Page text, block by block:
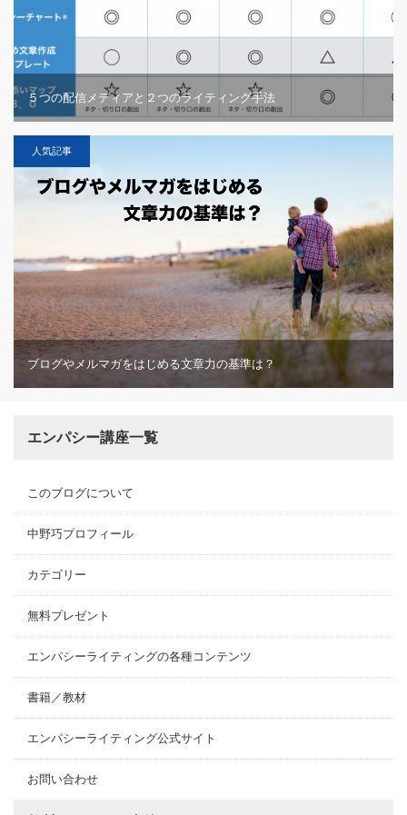
５つの配信メディアと２つのライティング手法
人気記事
ブログやメルマガをはじめる文章力の基準は？
エンパシー講座一覧
このブログについて
中野巧プロフィール
カテゴリー
無料プレゼント
エンパシーライティングの各種コンテンツ
書籍／教材
エンパシーライティング公式サイト
お問い合わせ